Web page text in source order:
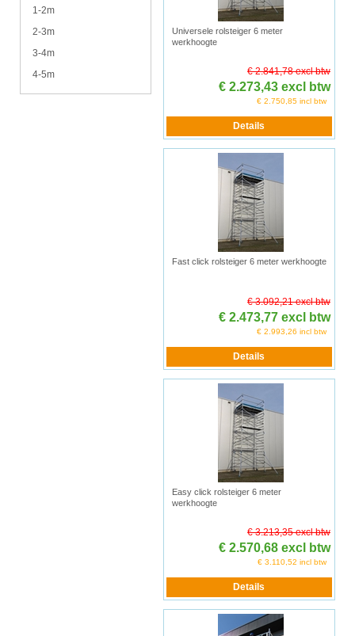
1-2m
2-3m
3-4m
4-5m
Universele rolsteiger 6 meter
werkhoogte
€ 2.841,78 excl btw
€ 2.273,43 excl btw
€ 2.750,85 incl btw
Fast click rolsteiger 6 meter werkhoogte
€ 3.092,21 excl btw
€ 2.473,77 excl btw
€ 2.993,26 incl btw
Easy click rolsteiger 6 meter
werkhoogte
€ 3.213,35 excl btw
€ 2.570,68 excl btw
€ 3.110,52 incl btw